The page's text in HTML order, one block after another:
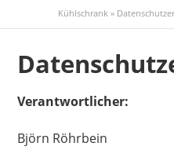
Kühlschrank »
Verantwortlicher:
Björn Röhrbein